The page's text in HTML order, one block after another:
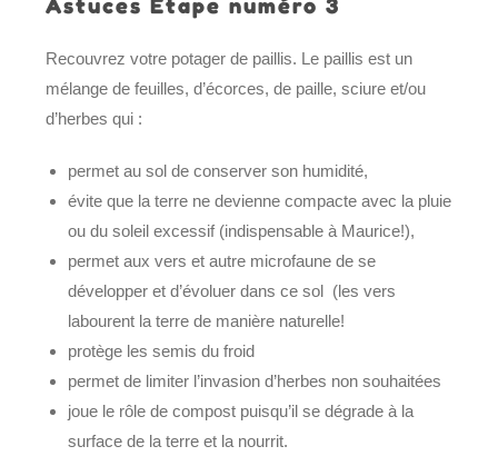
Recouvrez votre potager de paillis. Le paillis est un
mélange de feuilles, d’écorces, de paille, sciure et/ou
d’herbes qui :
permet au sol de conserver son humidité,
évite que la terre ne devienne compacte avec la pluie
ou du soleil excessif (indispensable à Maurice!),
permet aux vers et autre microfaune de se
développer et d’évoluer dans ce sol (les vers
labourent la terre de manière naturelle!
protège les semis du froid
permet de limiter l’invasion d’herbes non souhaitées
joue le rôle de compost puisqu’il se dégrade à la
surface de la terre et la nourrit.